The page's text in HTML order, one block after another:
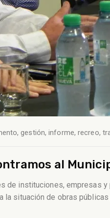
,gestión,informe,recreo,
al
de instituciones, empresas
situación de obras